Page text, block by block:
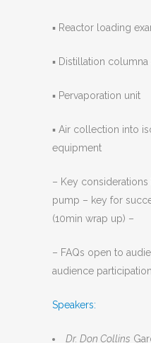
▪ Reactor loading
▪ Distillation columna
▪ Pervaporation unit
▪ Air collection into
equipment
– Key
pump – key for
(10min wrap up) –
– FAQs open to
audience
Speakers:
Dr. Don Collins